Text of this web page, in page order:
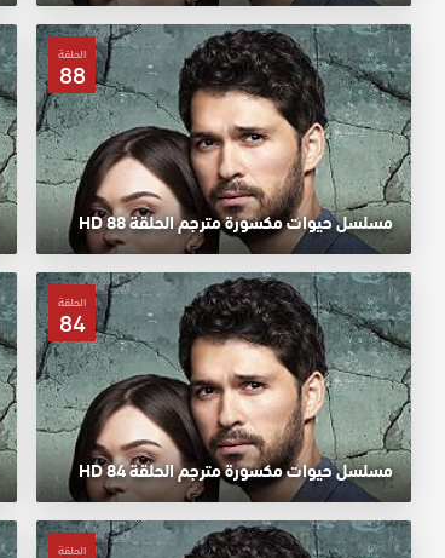
الحلقة
88
مسلسل حيوات مكسورة مترجم الحلقة 88 HD
الحلقة
84
مسلسل حيوات مكسورة مترجم الحلقة 84 HD
الحلقة